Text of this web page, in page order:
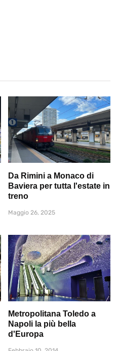
Da Rimini a Monaco di
Baviera per tutta l'estate in
treno
Maggio 26, 2025
Metropolitana Toledo a
Napoli la più bella
d'Europa